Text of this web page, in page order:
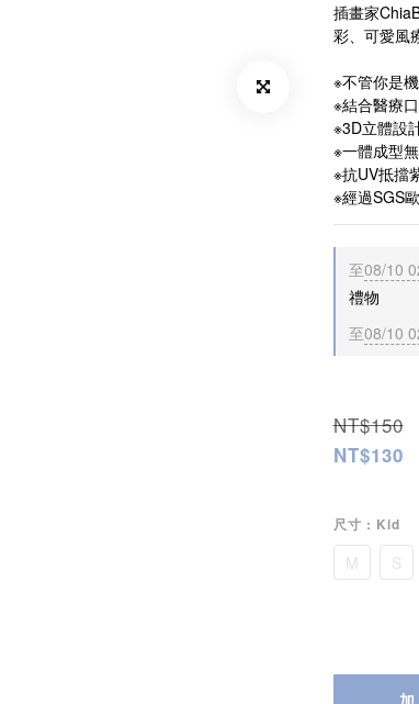
插畫家
彩、可愛風
※不管你是
※結合醫療
※3D立體設
※一體成型
※抗UV抵擋
※經過SGS
至08/10
禮物
至08/10
NT$150
NT$130
尺寸 : Kid
M S